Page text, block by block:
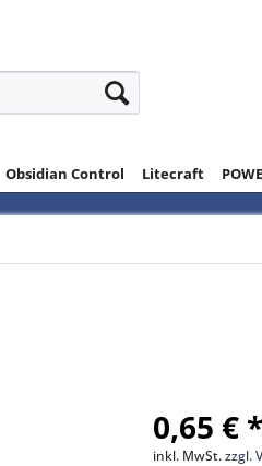
Obsidian Control Litecraft
0,65 € *
inkl. MwSt.zzgl.